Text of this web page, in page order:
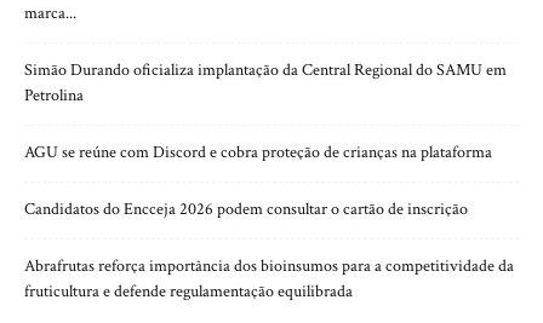
marca...
Simão Durando oficializa implantação da Central Regional do SAMU em
Petrolina
AGU se reúne com Discord e cobra proteção de crianças na plataforma
Candidatos do Encceja 2026 podem consultar o cartão de inscrição
Abrafrutas reforça importância dos bioinsumos para a competitividade da
fruticultura e defende regulamentação equilibrada